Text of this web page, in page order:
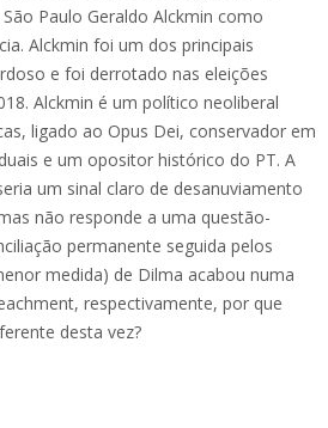
Paulo Geraldo Alckmin como
Alckmin foi um dos principais
e foi derrotado nas eleições
Alckmin é um político neoliberal
ligado ao Opus Dei, conservador em
e um opositor histórico do PT. A
um sinal claro de desanuviamento
não responde a uma questão-
permanente seguida pelos
medida) de Dilma acabou numa
respectivamente, por que
desta vez?